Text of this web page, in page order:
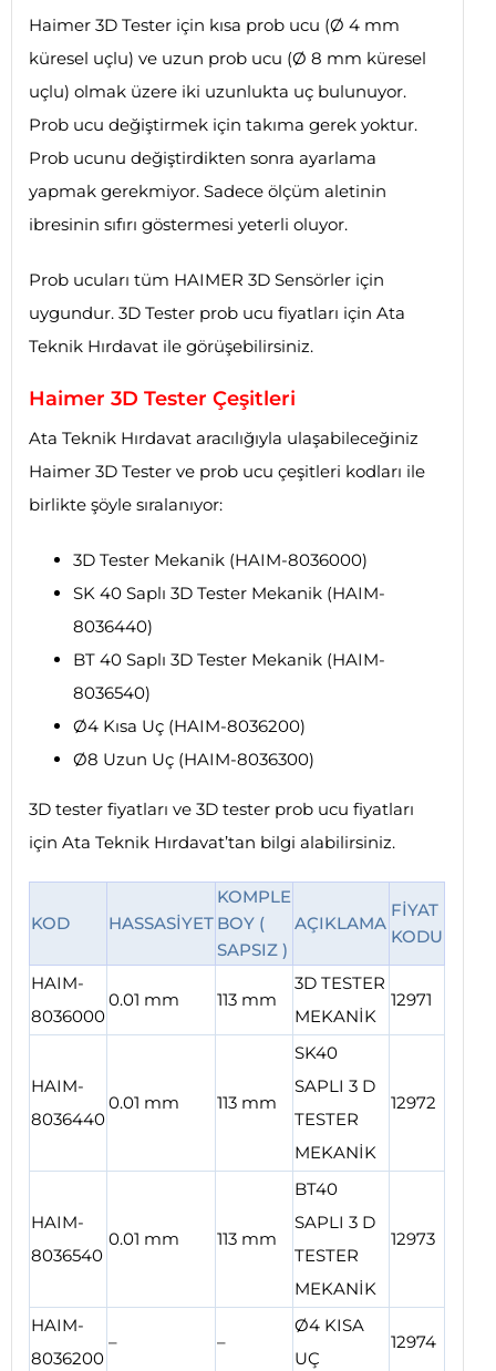
Haimer 3D Tester için kısa prob ucu (Ø 4 mm
küresel uçlu) ve uzun prob ucu (Ø 8 mm küresel
uçlu) olmak üzere iki uzunlukta uç bulunuyor.
Prob ucu değiştirmek için takıma gerek yoktur.
Prob ucunu değiştirdikten sonra ayarlama
yapmak gerekmiyor. Sadece ölçüm aletinin
ibresinin sıfırı göstermesi yeterli oluyor.
Prob ucuları tüm HAIMER 3D Sensörler için
uygundur. 3D Tester prob ucu fiyatları için Ata
Teknik Hırdavat ile görüşebilirsiniz.
Haimer 3D Tester Çeşitleri
Ata Teknik Hırdavat aracılığıyla ulaşabileceğiniz
Haimer 3D Tester ve prob ucu çeşitleri kodları ile
birlikte şöyle sıralanıyor:
3D Tester Mekanik (HAIM-8036000)
SK 40 Saplı 3D Tester Mekanik (HAIM-
8036440)
BT 40 Saplı 3D Tester Mekanik (HAIM-
8036540)
Ø4 Kısa Uç (HAIM-8036200)
Ø8 Uzun Uç (HAIM-8036300)
3D tester fiyatları ve 3D tester prob ucu fiyatları
için Ata Teknik Hırdavat’tan bilgi alabilirsiniz.
KOD HASSASİYET
KOMPLE
BOY (
SAPSIZ )
AÇIKLAMA
FİYAT
KODU
HAIM-
8036000
0.01 mm 113 mm
3D TESTER
MEKANİK
12971
HAIM-
8036440
0.01 mm 113 mm
SK40
SAPLI 3 D
TESTER
MEKANİK
12972
HAIM-
8036540
0.01 mm 113 mm
BT40
SAPLI 3 D
TESTER
MEKANİK
12973
HAIM-
8036200
– –
Ø4 KISA
UÇ
12974